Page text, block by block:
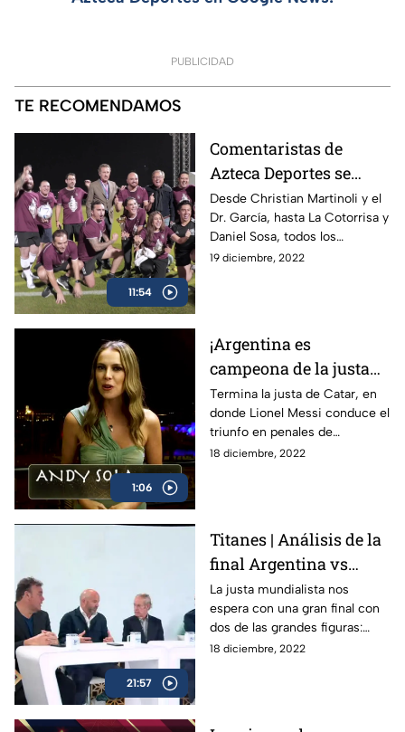
PUBLICIDAD
TE RECOMENDAMOS
11:54
Comentaristas de
Azteca Deportes se
enfrentan en Qatar |
Cascarita Azteca
Desde Christian Martinoli y el
Dr. García, hasta La Cotorrisa y
Daniel Sosa, todos los
comentaristas de Azteca
19 diciembre, 2022
1:06
¡Argentina es
campeona de la justa
de Catar! | El Var Doha
Termina la justa de Catar, en
donde Lionel Messi conduce el
triunfo en penales de
Argentina sobre Francia, en
18 diciembre, 2022
21:57
Titanes | Análisis de la
final Argentina vs
Francia
La justa mundialista nos
espera con una gran final con
dos de las grandes figuras:
Messi vs Mbappé, Argentina vs
18 diciembre, 2022